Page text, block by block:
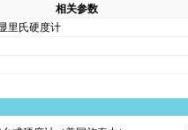
相关参数
里氏硬度计